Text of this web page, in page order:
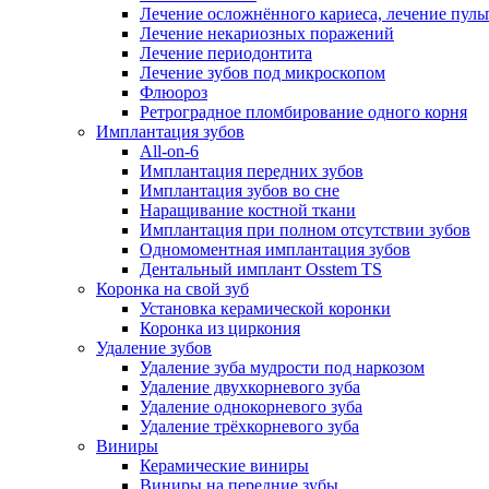
Лечение осложнённого кариеса, лечение
Лечение некариозных поражений
Лечение периодонтита
Лечение зубов под микроскопом
Флюороз
Ретроградное пломбирование одного корня
Имплантация зубов
All-on-6
Имплантация передних зубов
Имплантация зубов во сне
Наращивание костной ткани
Имплантация при полном отсутствии зубов
Одномоментная имплантация зубов
Дентальный имплант Osstem TS
Коронка на свой зуб
Установка керамической коронки
Коронка из циркония
Удаление зубов
Удаление зуба мудрости под наркозом
Удаление двухкорневого зуба
Удаление однокорневого зуба
Удаление трёхкорневого зуба
Виниры
Керамические виниры
Виниры на передние зубы